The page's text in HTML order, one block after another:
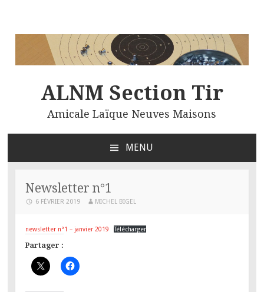
ALNM Section Tir
Amicale Laïque Neuves Maisons
MENU
CONTENU
PRINCIPAL
Newsletter n°1
6 FÉVRIER 2019 MICHEL BIGEL
newsletter n°1 – janvier 2019 Télécharger
Partager :